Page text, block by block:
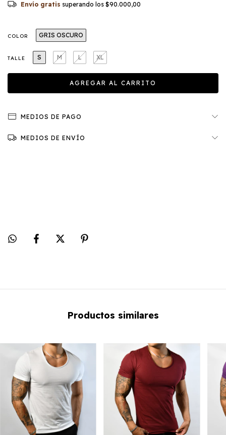
Envío gratis superando los $90.000,00
COLOR GRIS OSCURO
TALLE S M L XL
MEDIOS DE PAGO
MEDIOS DE ENVÍO
Productos similares